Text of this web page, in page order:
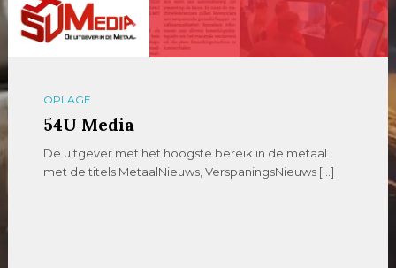
OPLAGE
54U Media
De uitgever met het hoogste bereik in de metaal
met de titels MetaalNieuws, VerspaningsNieuws […]